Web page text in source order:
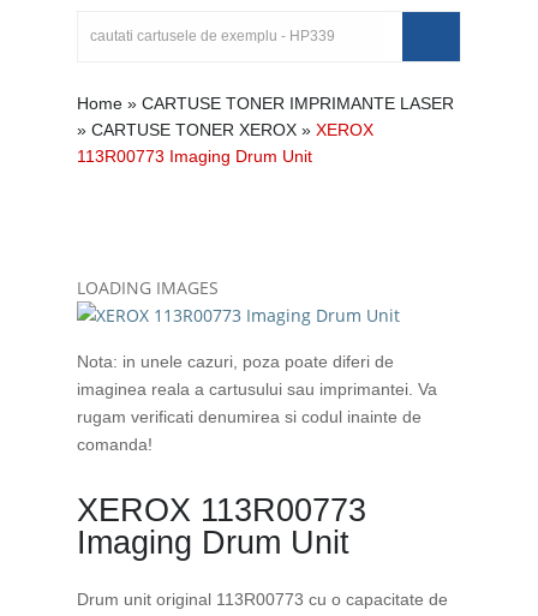
Home » CARTUSE TONER IMPRIMANTE LASER
» CARTUSE TONER XEROX » XEROX
113R00773 Imaging Drum Unit
LOADING IMAGES
Nota: in unele cazuri, poza poate diferi de
imaginea reala a cartusului sau imprimantei. Va
rugam verificati denumirea si codul inainte de
comanda!
XEROX 113R00773
Imaging Drum Unit
Drum unit original 113R00773 cu o capacitate de